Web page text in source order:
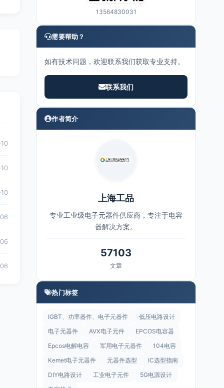
13564830031
需要帮助？
如有技术问题，欢迎联系我们获取专业支持。
联系我们
作者简介
上海工品
专业工业级电子元器件供应商，专注于电容
器解决方案。
57103
文章
热门标签
IGBT、功率器件、电子元器件
低压电路设计
电子元器件
AVX电子元件
EPCOS电容器
Epcos电解电容
军用电子元器件
104电容
Kemet电子元器件
元器件选型
IC选型指南
DIY电路设计
工业电子元件
5G电源设计